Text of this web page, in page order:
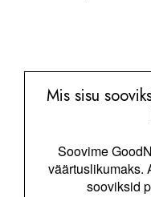
Mis sisu
Soovime
väärtuslikumaks.
sooviksid